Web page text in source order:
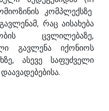
კომპლექსზე
რაც აისახება
ცვლილებაზე,
გავლენა იქონიოს
ასევე საფუძველი